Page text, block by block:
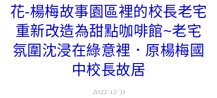
花-楊梅故事園區裡的校長老宅
重新改造為甜點咖啡館~老宅
氛圍沈浸在綠意裡．原楊梅國
中校長故居
2022/12/31